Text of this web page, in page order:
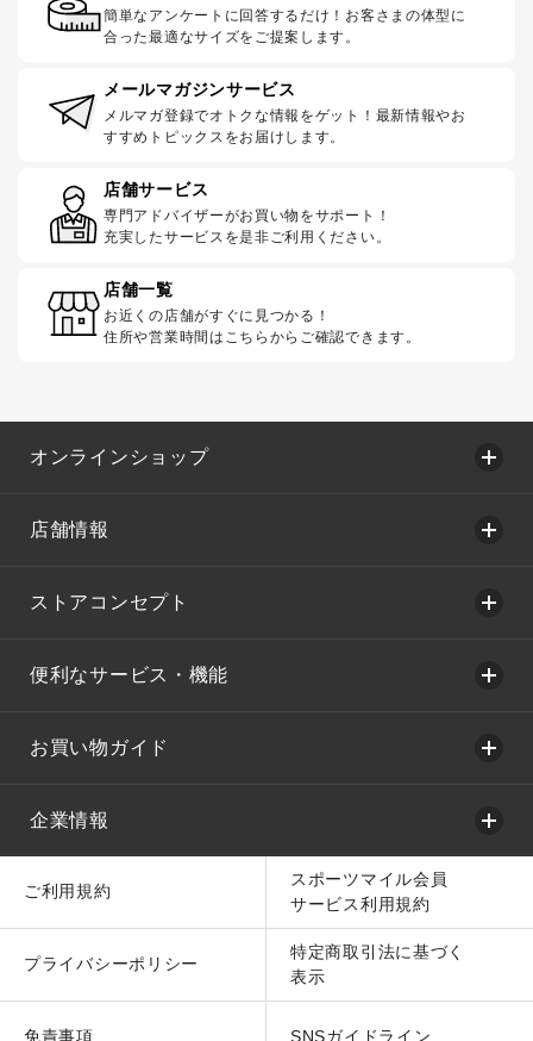
簡単なアンケートに回答するだけ！お客さまの体型に
合った最適なサイズをご提案します。
メールマガジンサービス
メルマガ登録でオトクな情報をゲット！最新情報やお
すすめトピックスをお届けします。
店舗サービス
専門アドバイザーがお買い物をサポート！
充実したサービスを是非ご利用ください。
店舗一覧
お近くの店舗がすぐに見つかる！
住所や営業時間はこちらからご確認できます。
オンラインショップ
店舗情報
ストアコンセプト
便利なサービス・機能
お買い物ガイド
企業情報
ご利用規約
スポーツマイル会員
サービス利用規約
プライバシーポリシー
特定商取引法に基づく
表示
免責事項 SNSガイドライン